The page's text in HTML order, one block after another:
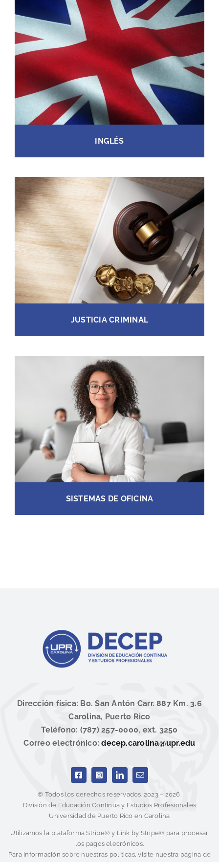
INGLÉS
JUSTICIA CRIMINAL
SISTEMAS DE OFICINA
Dirección física: Bo. San Antón Carr. 887 Km. 3.6
Carolina, Puerto Rico
Teléfono: (787) 257-0000, ext. 3250
Correo electrónico:decep.carolina@upr.edu
© Todos los derechos reservados. 2023 – 2026.
División de Educación Continua y Estudios Profesionales
Universidad de Puerto Rico en Carolina
Utilizamos la plataforma Stripe® y Link by Stripe® para procesar
los pagos elecrónicos.
Para información sobre nuestras políticas, visite nuestra página de